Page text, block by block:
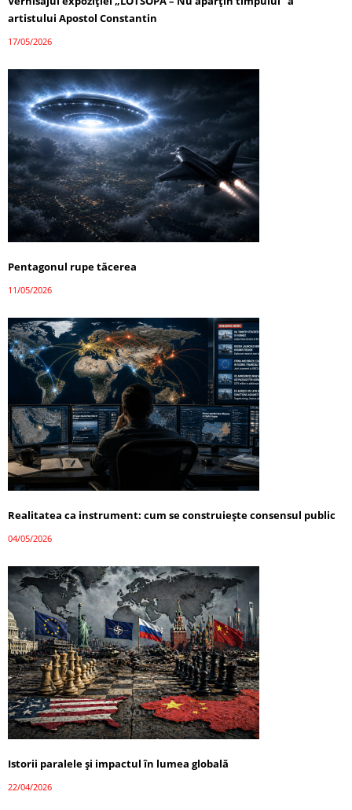
artistului Apostol Constantin
17/05/2026
Pentagonul rupe tăcerea
11/05/2026
Realitatea ca instrument: cum se construiește consensul public
04/05/2026
Istorii paralele și impactul în lumea globală
22/04/2026